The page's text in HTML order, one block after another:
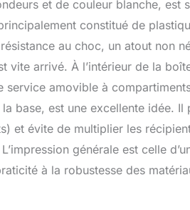
et de couleur blanche, est
constitué de
au choc, un atout non
arrivé. À l’intérieur de la
service amovible à
base, est une excellente idée.
et évite de multiplier les
générale est celle
à la robustesse des